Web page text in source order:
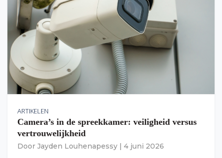
ARTIKELEN
Camera’s in de spreekkamer: veiligheid versus
vertrouwelijkheid
Door Jayden Louhenapessy 4 juni 2026